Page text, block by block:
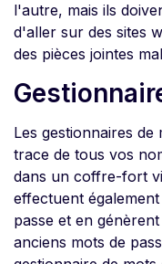
l'autre, mais ils
d'aller sur des sites
des pièces jointes
Les gestionnaires
trace de tous vos
dans un coffre-fort
effectuent
passe et en
anciens mots de